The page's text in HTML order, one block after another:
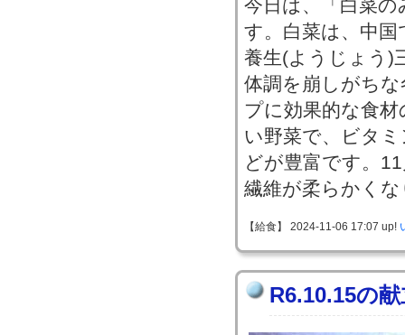
今日は、「白菜
す。白菜は、中
養生(ようじょう)
体調を崩しがち
プに効果的な食
い野菜で、ビタ
どが豊富です。
繊維が柔らかく
【給食】 2024-11-06 17:07 up!
R6.10.15の